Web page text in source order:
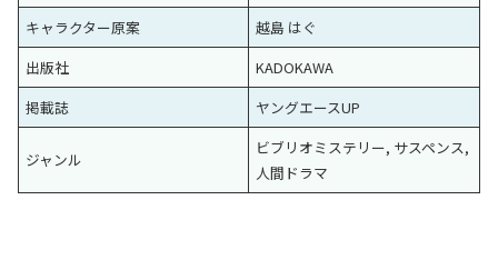
キャラクター原案
越島 はぐ
出版社
KADOKAWA
掲載誌
ヤングエースUP
ジャンル
ビブリオミステリー, サスペンス,
人間ドラマ